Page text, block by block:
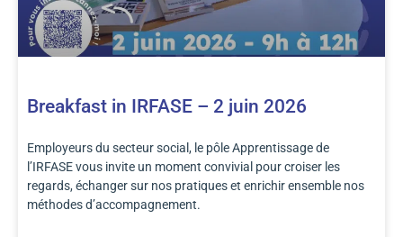
Breakfast in IRFASE – 2 juin 2026
Employeurs du secteur social, le pôle Apprentissage de
l’IRFASE vous invite un moment convivial pour croiser les
regards, échanger sur nos pratiques et enrichir ensemble nos
méthodes d’accompagnement.